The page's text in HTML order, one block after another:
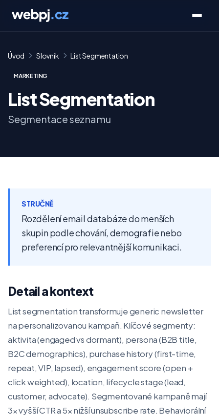
Úvod Slovník List Segmentation
MARKETING
List Segmentation
Segmentace seznamu
STRUČNĚ
Rozdělení email databáze do menších
skupin podle chování, demografie nebo
preferencí pro relevantnější komunikaci.
Detail a kontext
List segmentation transformuje generic newsletter
na personalizovanou kampaň. Klíčové segmenty:
aktivita (engaged vs dormant), persona (B2B title,
B2C demographics), purchase history (first-time,
repeat, VIP, lapsed), engagement score (open +
click weighted), location, lifecycle stage (lead,
customer, advocate). Segmentované kampaně mají
3× vyšší CTR a 5× nižší unsubscribe rate. Behaviorální